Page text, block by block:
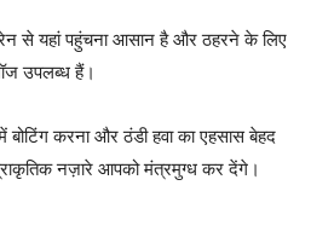
से यहां पहुंचना आसान है और ठहरने के लिए
उपलब्ध हैं।
बोटिंग करना और ठंडी हवा का एहसास बेहद
नज़ारे आपको मंत्रमुग्ध कर देंगे।